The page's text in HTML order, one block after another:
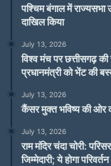
पश्चिम बंगाल में राज्यसभा
दाखिल किया
July 13, 2026
विश्व मंच पर छत्तीसगढ़
प्रधानमंत्री को भेंट की
July 13, 2026
कैंसर मुक्त भविष्य की ओर
July 13, 2026
राम मंदिर चंदा चोरी:
जिम्मेदारी; ये होगा परिवर्तन